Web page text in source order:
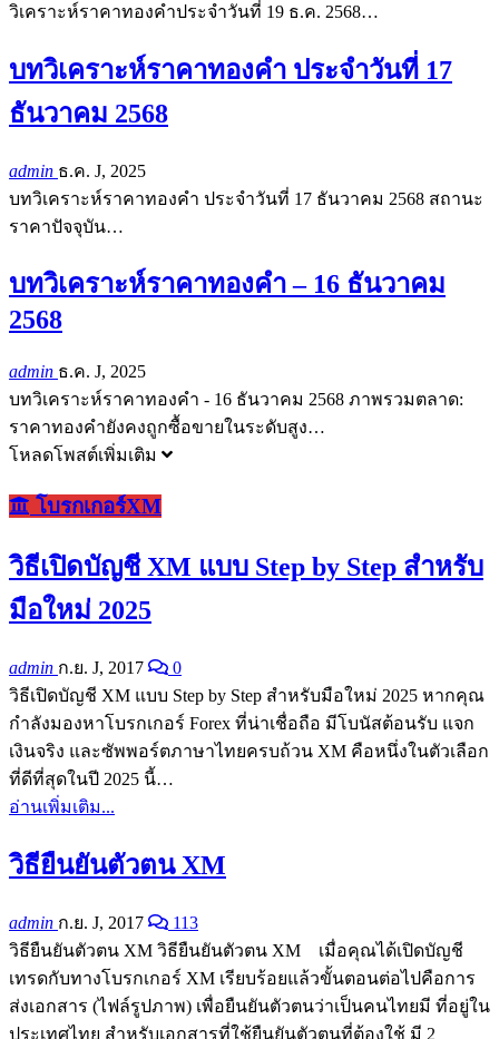
วิเคราะห์ราคาทองคำประจำวันที่ 19 ธ.ค. 2568…
บทวิเคราะห์ราคาทองคำ ประจำวันที่ 17
ธันวาคม 2568
admin ธ.ค. J, 2025
บทวิเคราะห์ราคาทองคำ ประจำวันที่ 17 ธันวาคม 2568 สถานะ
ราคาปัจจุบัน…
บทวิเคราะห์ราคาทองคำ – 16 ธันวาคม
2568
admin ธ.ค. J, 2025
บทวิเคราะห์ราคาทองคำ - 16 ธันวาคม 2568 ภาพรวมตลาด:
ราคาทองคำยังคงถูกซื้อขายในระดับสูง…
โหลดโพสต์เพิ่มเติม
โบรกเกอร์XM
วิธีเปิดบัญชี XM แบบ Step by Step สำหรับ
มือใหม่ 2025
admin ก.ย. J, 2017
0
วิธีเปิดบัญชี XM แบบ Step by Step สำหรับมือใหม่ 2025 หากคุณ
กำลังมองหาโบรกเกอร์ Forex ที่น่าเชื่อถือ มีโบนัสต้อนรับ แจก
เงินจริง และซัพพอร์ตภาษาไทยครบถ้วน XM คือหนึ่งในตัวเลือก
ที่ดีที่สุดในปี 2025 นี้…
อ่านเพิ่มเติม...
วิธียืนยันตัวตน XM
admin ก.ย. J, 2017
113
วิธียืนยันตัวตน XM วิธียืนยันตัวตน XM เมื่อคุณได้เปิดบัญชี
เทรดกับทางโบรกเกอร์ XM เรียบร้อยแล้วขั้นตอนต่อไปคือการ
ส่งเอกสาร (ไฟล์รูปภาพ) เพื่อยืนยันตัวตนว่าเป็นคนไทยมี ที่อยู่ใน
ประเทศไทย สำหรับเอกสารที่ใช้ยืนยันตัวตนที่ต้องใช้ มี 2